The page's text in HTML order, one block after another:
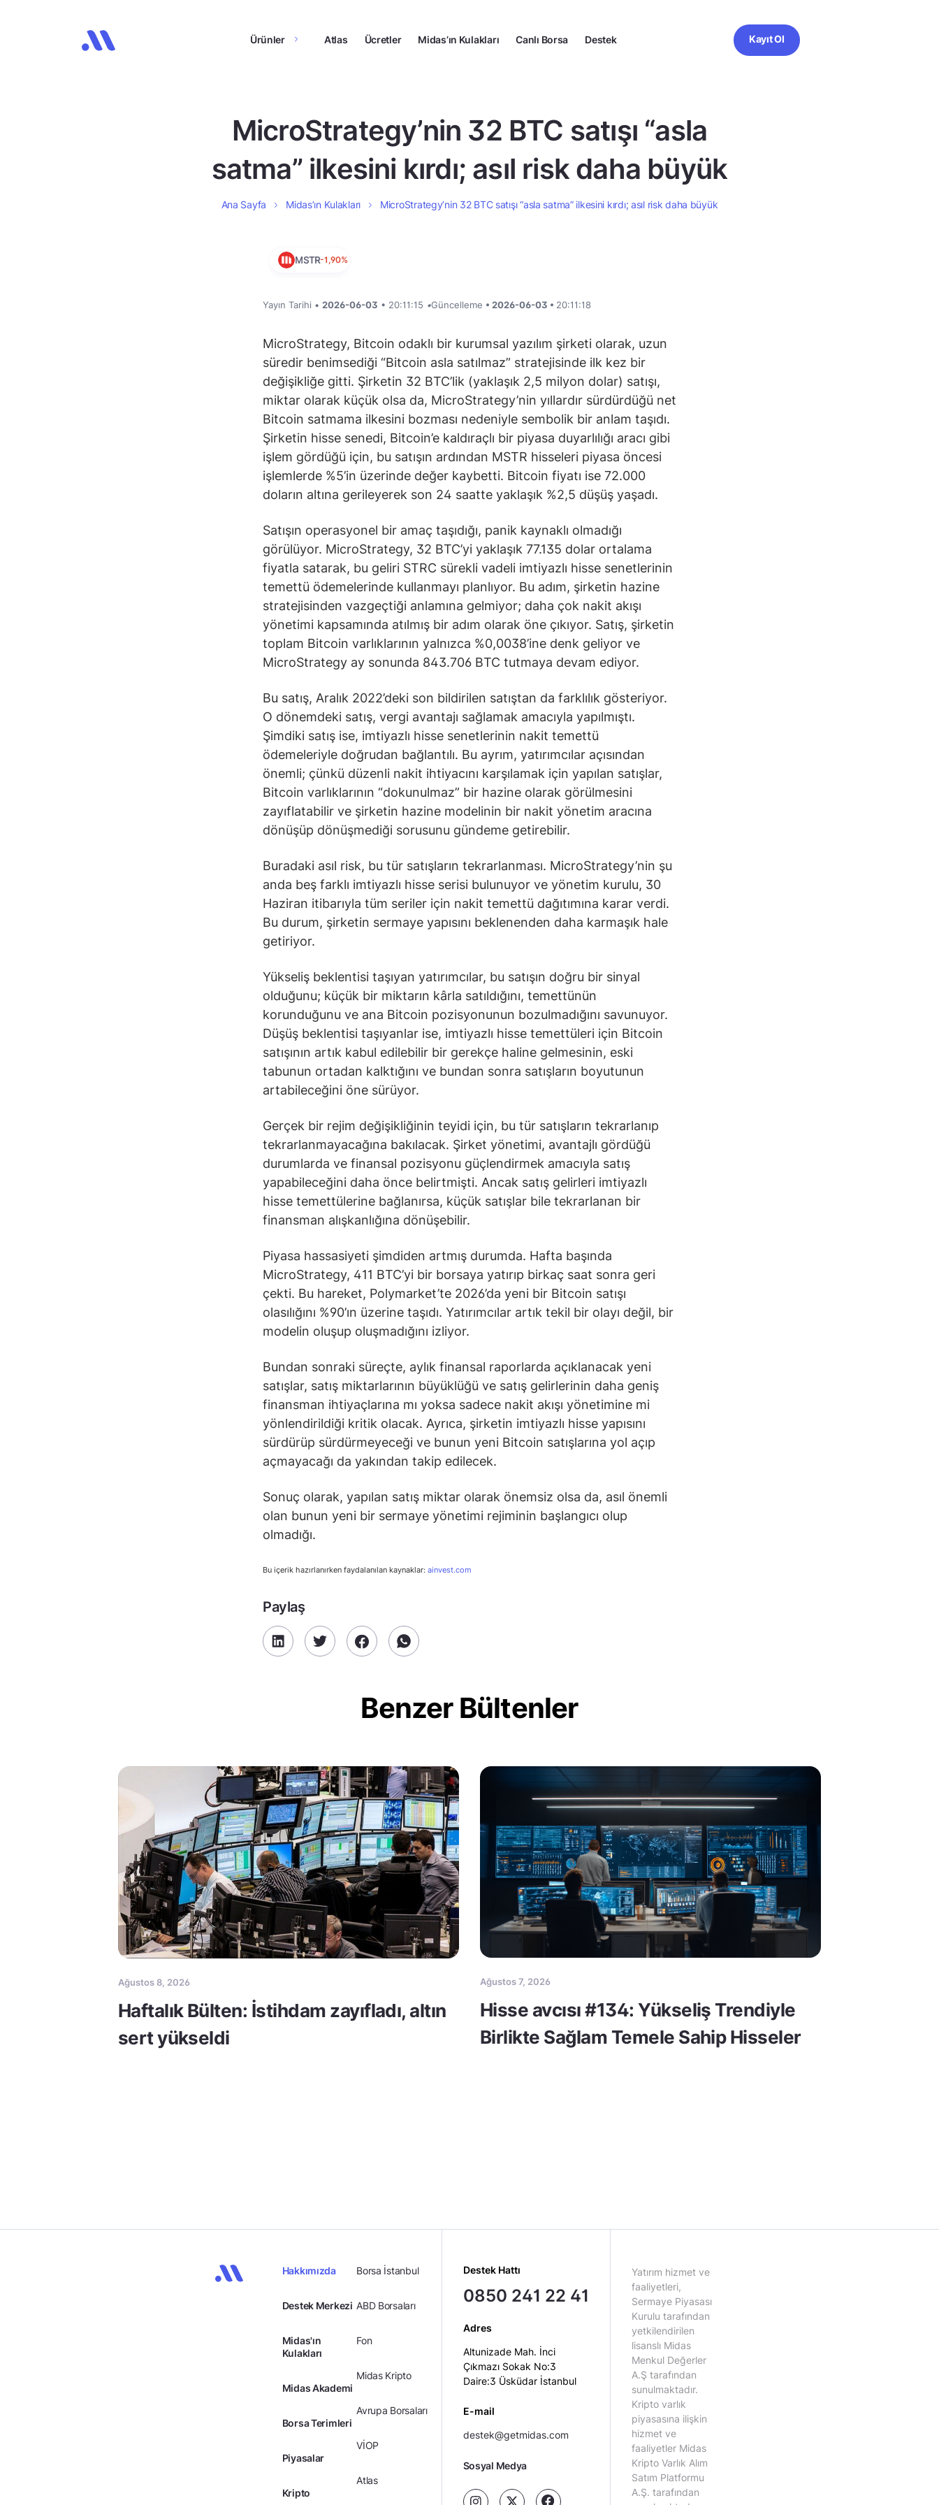
Ürünler Atlas Ücretler Midas’ın Kulakları Canlı Borsa Destek Kayıt Ol
MicroStrategy’nin 32 BTC satışı “asla
satma” ilkesini kırdı; asıl risk daha büyük
Ana Sayfa Midas’ın Kulakları MicroStrategy’nin 32 BTC satışı “asla satma” ilkesini kırdı; asıl risk daha büyük
MSTR-1,90%
Yayın Tarihi • 2026-06-03 • 20:11:15 •Güncelleme • 2026-06-03 • 20:11:18
MicroStrategy, Bitcoin odaklı bir kurumsal yazılım şirketi olarak, uzun
süredir benimsediği “Bitcoin asla satılmaz” stratejisinde ilk kez bir
değişikliğe gitti. Şirketin 32 BTC’lik (yaklaşık 2,5 milyon dolar) satışı,
miktar olarak küçük olsa da, MicroStrategy’nin yıllardır sürdürdüğü net
Bitcoin satmama ilkesini bozması nedeniyle sembolik bir anlam taşıdı.
Şirketin hisse senedi, Bitcoin’e kaldıraçlı bir piyasa duyarlılığı aracı gibi
işlem gördüğü için, bu satışın ardından MSTR hisseleri piyasa öncesi
işlemlerde %5’in üzerinde değer kaybetti. Bitcoin fiyatı ise 72.000
doların altına gerileyerek son 24 saatte yaklaşık %2,5 düşüş yaşadı.
Satışın operasyonel bir amaç taşıdığı, panik kaynaklı olmadığı
görülüyor. MicroStrategy, 32 BTC’yi yaklaşık 77.135 dolar ortalama
fiyatla satarak, bu geliri STRC sürekli vadeli imtiyazlı hisse senetlerinin
temettü ödemelerinde kullanmayı planlıyor. Bu adım, şirketin hazine
stratejisinden vazgeçtiği anlamına gelmiyor; daha çok nakit akışı
yönetimi kapsamında atılmış bir adım olarak öne çıkıyor. Satış, şirketin
toplam Bitcoin varlıklarının yalnızca %0,0038’ine denk geliyor ve
MicroStrategy ay sonunda 843.706 BTC tutmaya devam ediyor.
Bu satış, Aralık 2022’deki son bildirilen satıştan da farklılık gösteriyor.
O dönemdeki satış, vergi avantajı sağlamak amacıyla yapılmıştı.
Şimdiki satış ise, imtiyazlı hisse senetlerinin nakit temettü
ödemeleriyle doğrudan bağlantılı. Bu ayrım, yatırımcılar açısından
önemli; çünkü düzenli nakit ihtiyacını karşılamak için yapılan satışlar,
Bitcoin varlıklarının “dokunulmaz” bir hazine olarak görülmesini
zayıflatabilir ve şirketin hazine modelinin bir nakit yönetim aracına
dönüşüp dönüşmediği sorusunu gündeme getirebilir.
Buradaki asıl risk, bu tür satışların tekrarlanması. MicroStrategy’nin şu
anda beş farklı imtiyazlı hisse serisi bulunuyor ve yönetim kurulu, 30
Haziran itibarıyla tüm seriler için nakit temettü dağıtımına karar verdi.
Bu durum, şirketin sermaye yapısını beklenenden daha karmaşık hale
getiriyor.
Yükseliş beklentisi taşıyan yatırımcılar, bu satışın doğru bir sinyal
olduğunu; küçük bir miktarın kârla satıldığını, temettünün
korunduğunu ve ana Bitcoin pozisyonunun bozulmadığını savunuyor.
Düşüş beklentisi taşıyanlar ise, imtiyazlı hisse temettüleri için Bitcoin
satışının artık kabul edilebilir bir gerekçe haline gelmesinin, eski
tabunun ortadan kalktığını ve bundan sonra satışların boyutunun
artabileceğini öne sürüyor.
Gerçek bir rejim değişikliğinin teyidi için, bu tür satışların tekrarlanıp
tekrarlanmayacağına bakılacak. Şirket yönetimi, avantajlı gördüğü
durumlarda ve finansal pozisyonu güçlendirmek amacıyla satış
yapabileceğini daha önce belirtmişti. Ancak satış gelirleri imtiyazlı
hisse temettülerine bağlanırsa, küçük satışlar bile tekrarlanan bir
finansman alışkanlığına dönüşebilir.
Piyasa hassasiyeti şimdiden artmış durumda. Hafta başında
MicroStrategy, 411 BTC’yi bir borsaya yatırıp birkaç saat sonra geri
çekti. Bu hareket, Polymarket’te 2026’da yeni bir Bitcoin satışı
olasılığını %90’ın üzerine taşıdı. Yatırımcılar artık tekil bir olayı değil, bir
modelin oluşup oluşmadığını izliyor.
Bundan sonraki süreçte, aylık finansal raporlarda açıklanacak yeni
satışlar, satış miktarlarının büyüklüğü ve satış gelirlerinin daha geniş
finansman ihtiyaçlarına mı yoksa sadece nakit akışı yönetimine mi
yönlendirildiği kritik olacak. Ayrıca, şirketin imtiyazlı hisse yapısını
sürdürüp sürdürmeyeceği ve bunun yeni Bitcoin satışlarına yol açıp
açmayacağı da yakından takip edilecek.
Sonuç olarak, yapılan satış miktar olarak önemsiz olsa da, asıl önemli
olan bunun yeni bir sermaye yönetimi rejiminin başlangıcı olup
olmadığı.
Bu içerik hazırlanırken faydalanılan kaynaklar: ainvest.com
Paylaş
Benzer Bültenler
Ağustos 8, 2026
Haftalık Bülten: İstihdam zayıfladı, altın
sert yükseldi
Ağustos 7, 2026
Hisse avcısı #134: Yükseliş Trendiyle
Birlikte Sağlam Temele Sahip Hisseler
Hakkımızda
Destek Merkezi
Midas'ın
Kulakları
Midas Akademi
Borsa Terimleri
Piyasalar
Kripto
Borsa İstanbul
ABD Borsaları
Fon
Midas Kripto
Avrupa Borsaları
VİOP
Atlas
Destek Hattı
0850 241 22 41
Adres
Altunizade Mah. İnci
Çıkmazı Sokak No:3
Daire:3 Üsküdar İstanbul
E-mail
destek@getmidas.com
Sosyal Medya
Yatırım hizmet ve
faaliyetleri,
Sermaye Piyasası
Kurulu tarafından
yetkilendirilen
lisanslı Midas
Menkul Değerler
A.Ş tarafından
sunulmaktadır.
Kripto varlık
piyasasına ilişkin
hizmet ve
faaliyetler Midas
Kripto Varlık Alım
Satım Platformu
A.Ş. tarafından